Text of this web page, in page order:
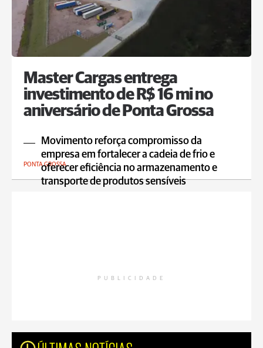
Master Cargas entrega
investimento de R$ 16 mi no
aniversário de Ponta Grossa
Movimento reforça compromisso da
empresa em fortalecer a cadeia de frio e
oferecer eficiência no armazenamento e
transporte de produtos sensíveis
PONTA GROSSA
PUBLICIDADE